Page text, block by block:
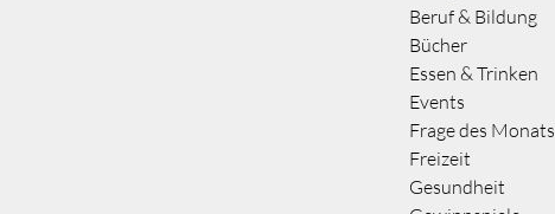
Beruf & Bildung
Bücher
Essen & Trinken
Events
Frage des Monats
Freizeit
Gesundheit